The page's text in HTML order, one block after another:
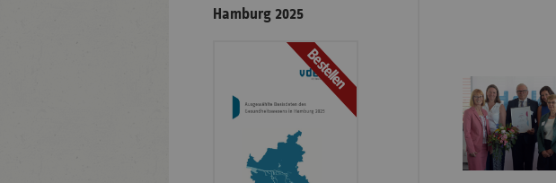
Hamburg 2025
Bestellen